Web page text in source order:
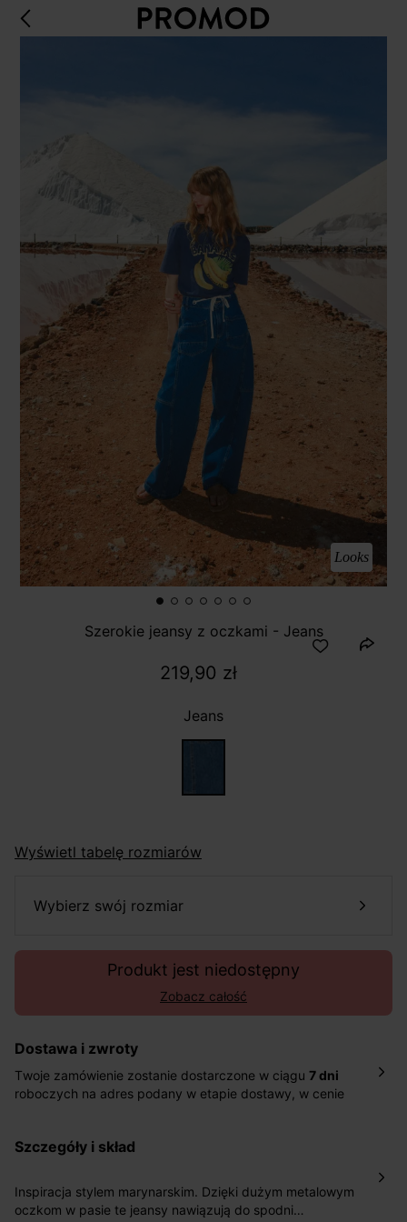
Looks
Szerokie jeansy z oczkami - Jeans
219,90 zł
Jeans
Wyświetl tabelę rozmiarów
wybierz swój rozmiar
Produkt jest niedostępny
Zobacz całość
Dostawa i zwroty
Twoje zamówienie zostanie dostarczone w ciągu 7 dni
roboczych na adres podany w etapie dostawy, w cenie
pośrednictwem DHL Express.
roboczych do wybranego przez Ciebie paczkomatu , a
koszt przesyłki wynosi 9,40 zł.
szczegóły i skład
Inspiracja stylem marynarskim. Dzięki dużym metalowym
oczkom w pasie te jeansy nawiązują do spodni